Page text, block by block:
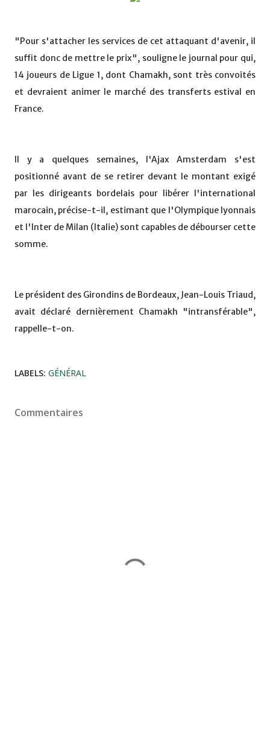
"Pour s'attacher les services de cet attaquant d'avenir, il
suffit donc de mettre le prix", souligne le journal pour qui,
14 joueurs de Ligue 1, dont Chamakh, sont très convoités
et devraient animer le marché des transferts estival en
France.
Il y a quelques semaines, l'Ajax Amsterdam s'est
positionné avant de se retirer devant le montant exigé
par les dirigeants bordelais pour libérer l'international
marocain, précise-t-il, estimant que l'Olympique lyonnais
et l'Inter de Milan (Italie) sont capables de débourser cette
somme.
Le président des Girondins de Bordeaux, Jean-Louis Triaud,
avait déclaré dernièrement Chamakh "intransférable",
rappelle-t-on.
LABELS: GÉNÉRAL
Commentaires